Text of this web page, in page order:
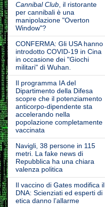
Cannibal Club, il ristorante
per cannibali è una
manipolazione "Overton
Window"?
CONFERMA: Gli USA hanno
introdotto COVID-19 in Cina
in occasione dei "Giochi
militari" di Wuhan.
Il programma IA del
Dipartimento della Difesa
scopre che il potenziamento
anticorpo-dipendente sta
accelerando nella
popolazione completamente
vaccinata
Navigli, 38 persone in 115
metri. La fake news di
Repubblica ha una chiara
valenza politica
Il vaccino di Gates modifica il
DNA: Scienziati ed esperti di
etica danno l’allarme